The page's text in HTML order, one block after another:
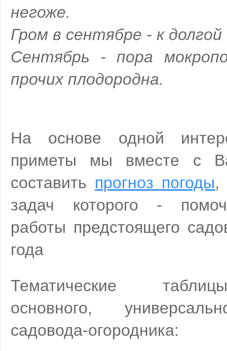
негоже.
Гром в сентябре - к долгой
Сентябрь - пора
прочих плодородна.
На основе одной
приметы мы вместе с
составить прогноз погоды,
задач которого -
работы предстоящего
года
Тематические
основного,
садовода-огородника: